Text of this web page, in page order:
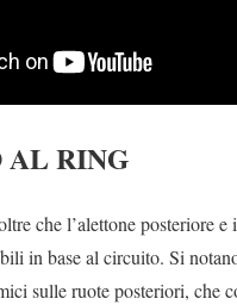
AL RING
che l’alettone posteriore
in base al circuito. Si
sulle ruote posteriori, che